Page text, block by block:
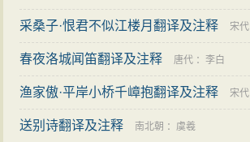
采桑子·恨君不似江楼月翻译及注释 宋代
春夜洛城闻笛翻译及注释 唐代 ：李白
渔家傲·平岸小桥千嶂抱翻译及注释 宋代
送别诗翻译及注释 南北朝 ：虞羲